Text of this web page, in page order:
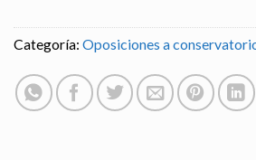
Categoría: Oposiciones a